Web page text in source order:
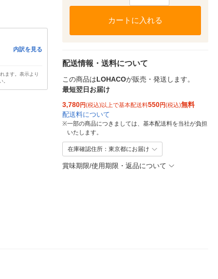
内訳を見る
ます。表示より
。
カートに入れる
配送情報・送料について
この商品はLOHACOが販売・発送します。
最短翌日お届け
3,780円(税込)以上で基本配送料550円(税込)無料
配送料について
※一部の商品につきましては、基本配送料を当社が負担
いたします。
在庫確認住所：東京都にお届け
賞味期限/使用期限・返品について